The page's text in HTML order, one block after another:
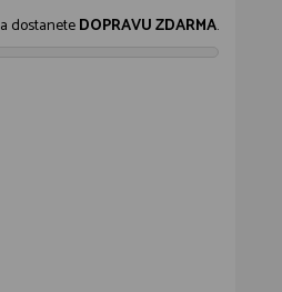
a dostaneteDOPRAVU ZDARMA.